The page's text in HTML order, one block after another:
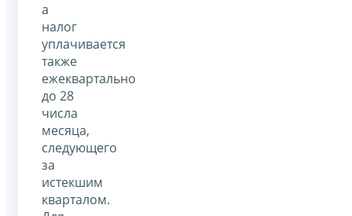
а
налог
уплачивается
также
ежеквартально
до 28
числа
месяца,
следующего
за
истекшим
кварталом.